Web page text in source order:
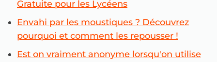
Gratuite pour les Lycéens
Envahi par les moustiques ? Découvrez
pourquoi et comment les repousser !
Est on vraiment anonyme lorsqu'on utilise